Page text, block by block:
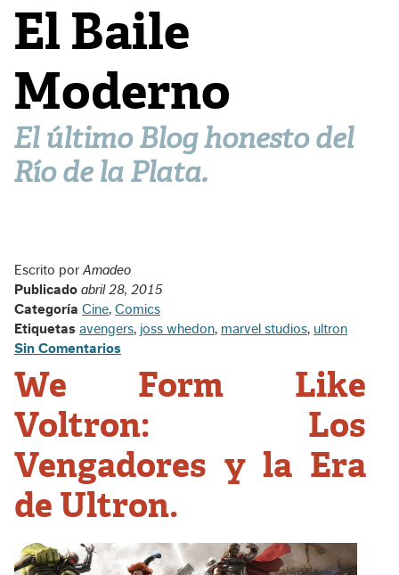
El Baile
Moderno
El último Blog honesto del
Río de la Plata.
Escrito porAmadeo
Publicado abril 28, 2015
Categoría Cine, Comics
Etiquetas avengers, joss whedon, marvel studios, ultron
Sin Comentarios
We Form Like
Voltron: Los
Vengadores y la Era
de Ultron.